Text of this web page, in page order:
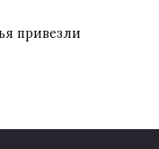
привезли